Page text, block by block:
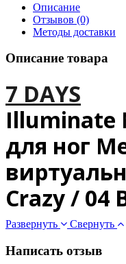
Описание
Отзывов (0)
Методы доставки
Описание товара
7 DAYS
Illuminate
для ног
Crazy / 04
Развернуть Свернуть
Написать отзыв